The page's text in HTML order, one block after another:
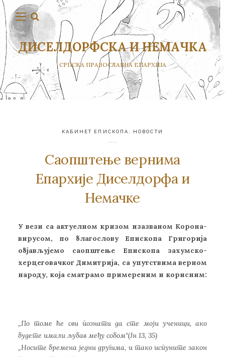
ДИСЕЛДОРФСКА И НЕМАЧКА
СРПСКА ПРАВОСЛАВНА ЕПАРХИЈА
КАБИНЕТ ЕПИСКОПА НОВОСТИ
Саопштење вернима
Епархије Диселдорфа и
Немачке
У вези са актуелном кризом изазваном Корона-
вирусом, по благослову Епископа Григорија
објављујемо саопштење Епископа захумско-
херцеговачког Димитрија, са упутствима верном
народу, која сматрамо примереним и корисним:
„По томе ће сви познати да сте моји ученици, ако
будете имали љубав међу собом“(Јн 13, 35)
„Носите бремена једни другима, и тако испуните закон